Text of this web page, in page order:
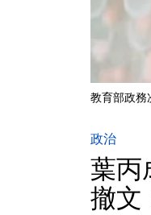
教育部政務
政治
葉
撤文